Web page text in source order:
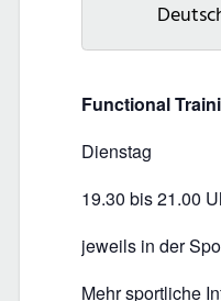
Functional
Dienstag
19.30 bis 21.00
jeweils in der
Mehr sportliche